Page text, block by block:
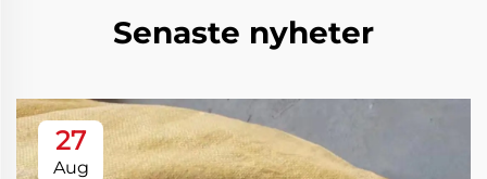
Senaste nyheter
27
Aug